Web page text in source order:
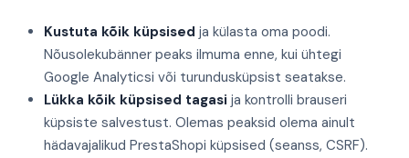
Kustuta kõik küpsised ja külasta oma poodi.
Nõusolekubänner peaks ilmuma enne, kui ühtegi
Google Analyticsi või turundusküpsist seatakse.
Lükka kõik küpsised tagasi ja kontrolli brauseri
küpsiste salvestust. Olemas peaksid olema ainult
hädavajalikud PrestaShopi küpsised (seanss, CSRF).